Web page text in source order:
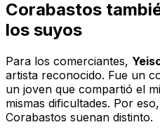
Corabastos
los suyos
Para los comerciantes,
artista reconocido. Fue un
un joven que compartió el
mismas dificultades. Por
Corabastos suenan distinto.